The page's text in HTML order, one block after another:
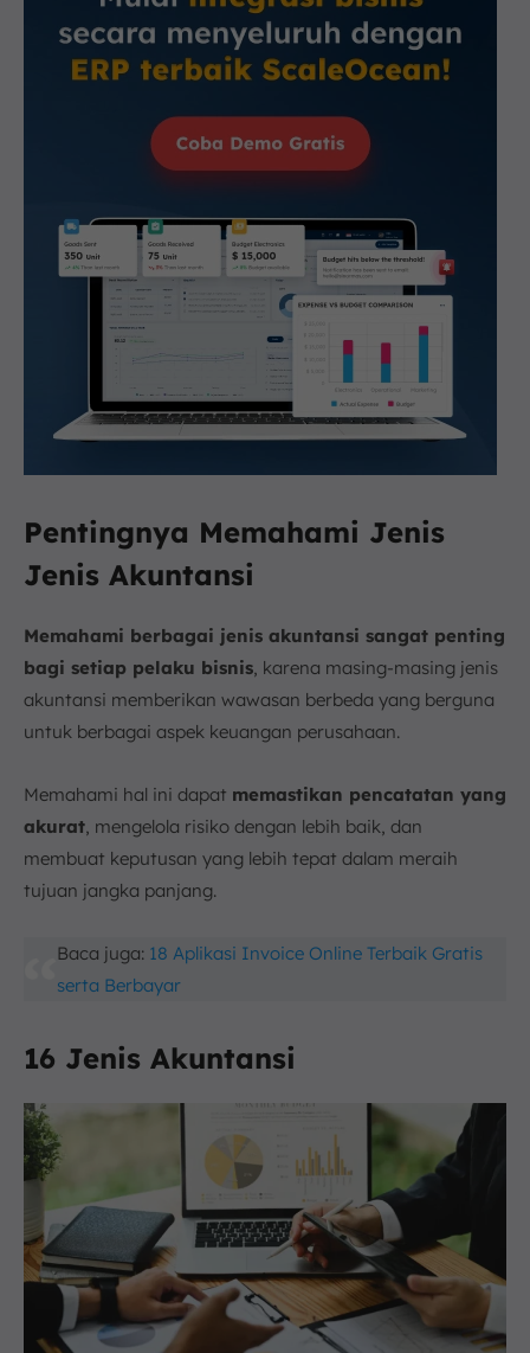
Pentingnya Memahami Jenis
Jenis Akuntansi
Memahami berbagai jenis akuntansi sangat penting
bagi setiap pelaku bisnis, karena masing-masing jenis
akuntansi memberikan wawasan berbeda yang berguna
untuk berbagai aspek keuangan perusahaan.
Memahami hal ini dapat memastikan pencatatan yang
akurat, mengelola risiko dengan lebih baik, dan
membuat keputusan yang lebih tepat dalam meraih
tujuan jangka panjang.
Baca juga: 18 Aplikasi Invoice Online Terbaik Gratis
serta Berbayar
16 Jenis Akuntansi